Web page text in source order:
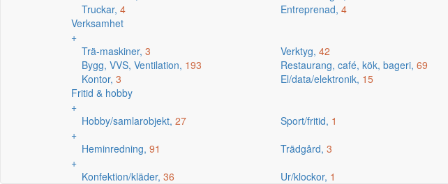
Truckar, 4 Entreprenad, 4
Verksamhet
+
Trä-maskiner, 3 Verktyg, 42
Bygg, VVS, Ventilation, 193 Restaurang, café, kök, bageri, 69
Kontor, 3 El/data/elektronik, 15
Fritid & hobby
+
Hobby/samlarobjekt, 27 Sport/fritid, 1
+
Heminredning, 91 Trädgård, 3
+
Konfektion/kläder, 36 Ur/klockor, 1